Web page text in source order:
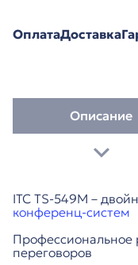
ОплатаДоставка
Описание
ITC TS-549M –
конференц-систем
переговоров